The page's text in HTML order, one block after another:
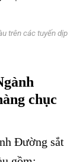
trên các tuyến dịp
chục
Đường sắt